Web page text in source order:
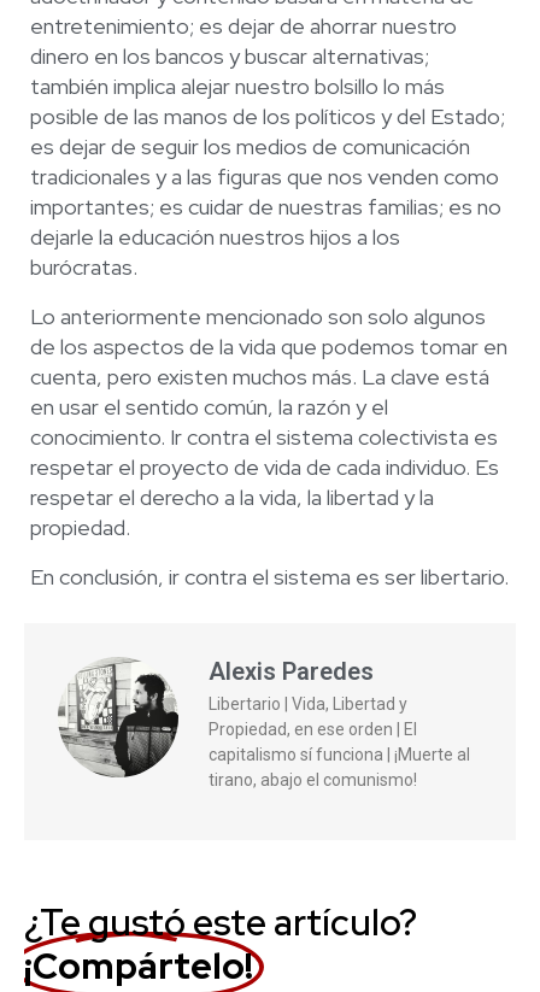
entretenimiento; es dejar de ahorrar nuestro
dinero en los bancos y buscar alternativas;
también implica alejar nuestro bolsillo lo más
posible de las manos de los políticos y del Estado;
es dejar de seguir los medios de comunicación
tradicionales y a las figuras que nos venden como
importantes; es cuidar de nuestras familias; es no
dejarle la educación nuestros hijos a los
burócratas.
Lo anteriormente mencionado son solo algunos
de los aspectos de la vida que podemos tomar en
cuenta, pero existen muchos más. La clave está
en usar el sentido común, la razón y el
conocimiento. Ir contra el sistema colectivista es
respetar el proyecto de vida de cada individuo. Es
respetar el derecho a la vida, la libertad y la
propiedad.
En conclusión, ir contra el sistema es ser libertario.
Alexis Paredes
Libertario | Vida, Libertad y
Propiedad, en ese orden | El
capitalismo sí funciona | ¡Muerte al
tirano, abajo el comunismo!
¿Te gustó este artículo?
¡Compártelo!